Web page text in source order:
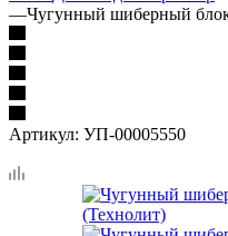
—Чугунный шиберный
Артикул: УП-00005550